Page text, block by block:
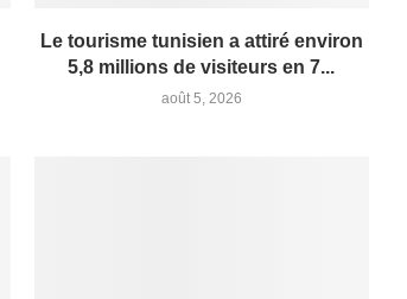
Le tourisme tunisien a attiré environ
5,8 millions de visiteurs en 7...
août 5, 2026